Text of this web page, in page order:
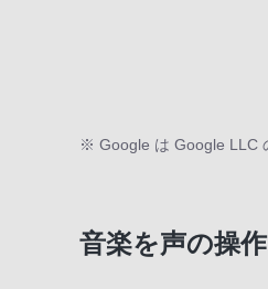
※ Google は Google LLC
音楽を声の操